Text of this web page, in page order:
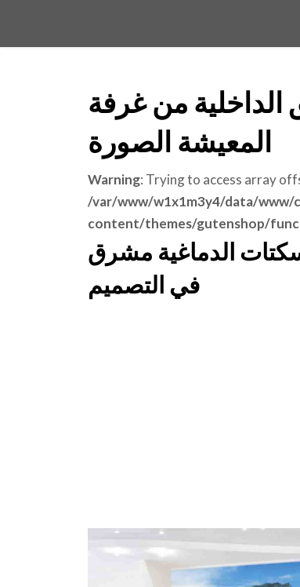
من غرفة
المعيشة الصورة
Warning: Trying to access array
/var/www/w1x1m3y4/data/www/
content/themes/gutenshop/
الدماغية مشرق
في التصميم